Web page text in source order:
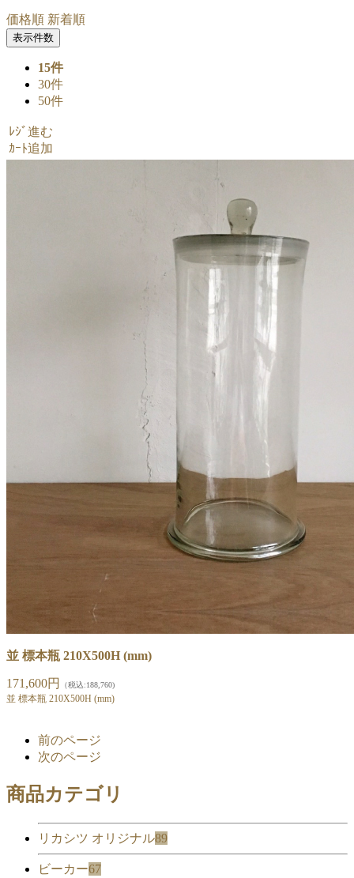
価格順 新着順
表示件数
15件
30件
50件
ﾚｼﾞ進む
ｶｰﾄ追加
並 標本瓶 210X500H (mm)
171,600円 （税込:188,760)
並 標本瓶 210X500H (mm)
前のページ
次のページ
商品カテゴリ
リカシツ オリジナル89
ビーカー67